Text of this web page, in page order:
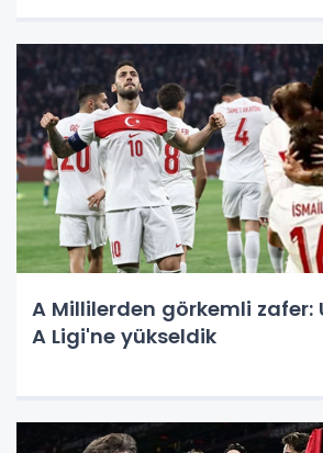
A Millilerden görkemli zafer:
A Ligi'ne yükseldik